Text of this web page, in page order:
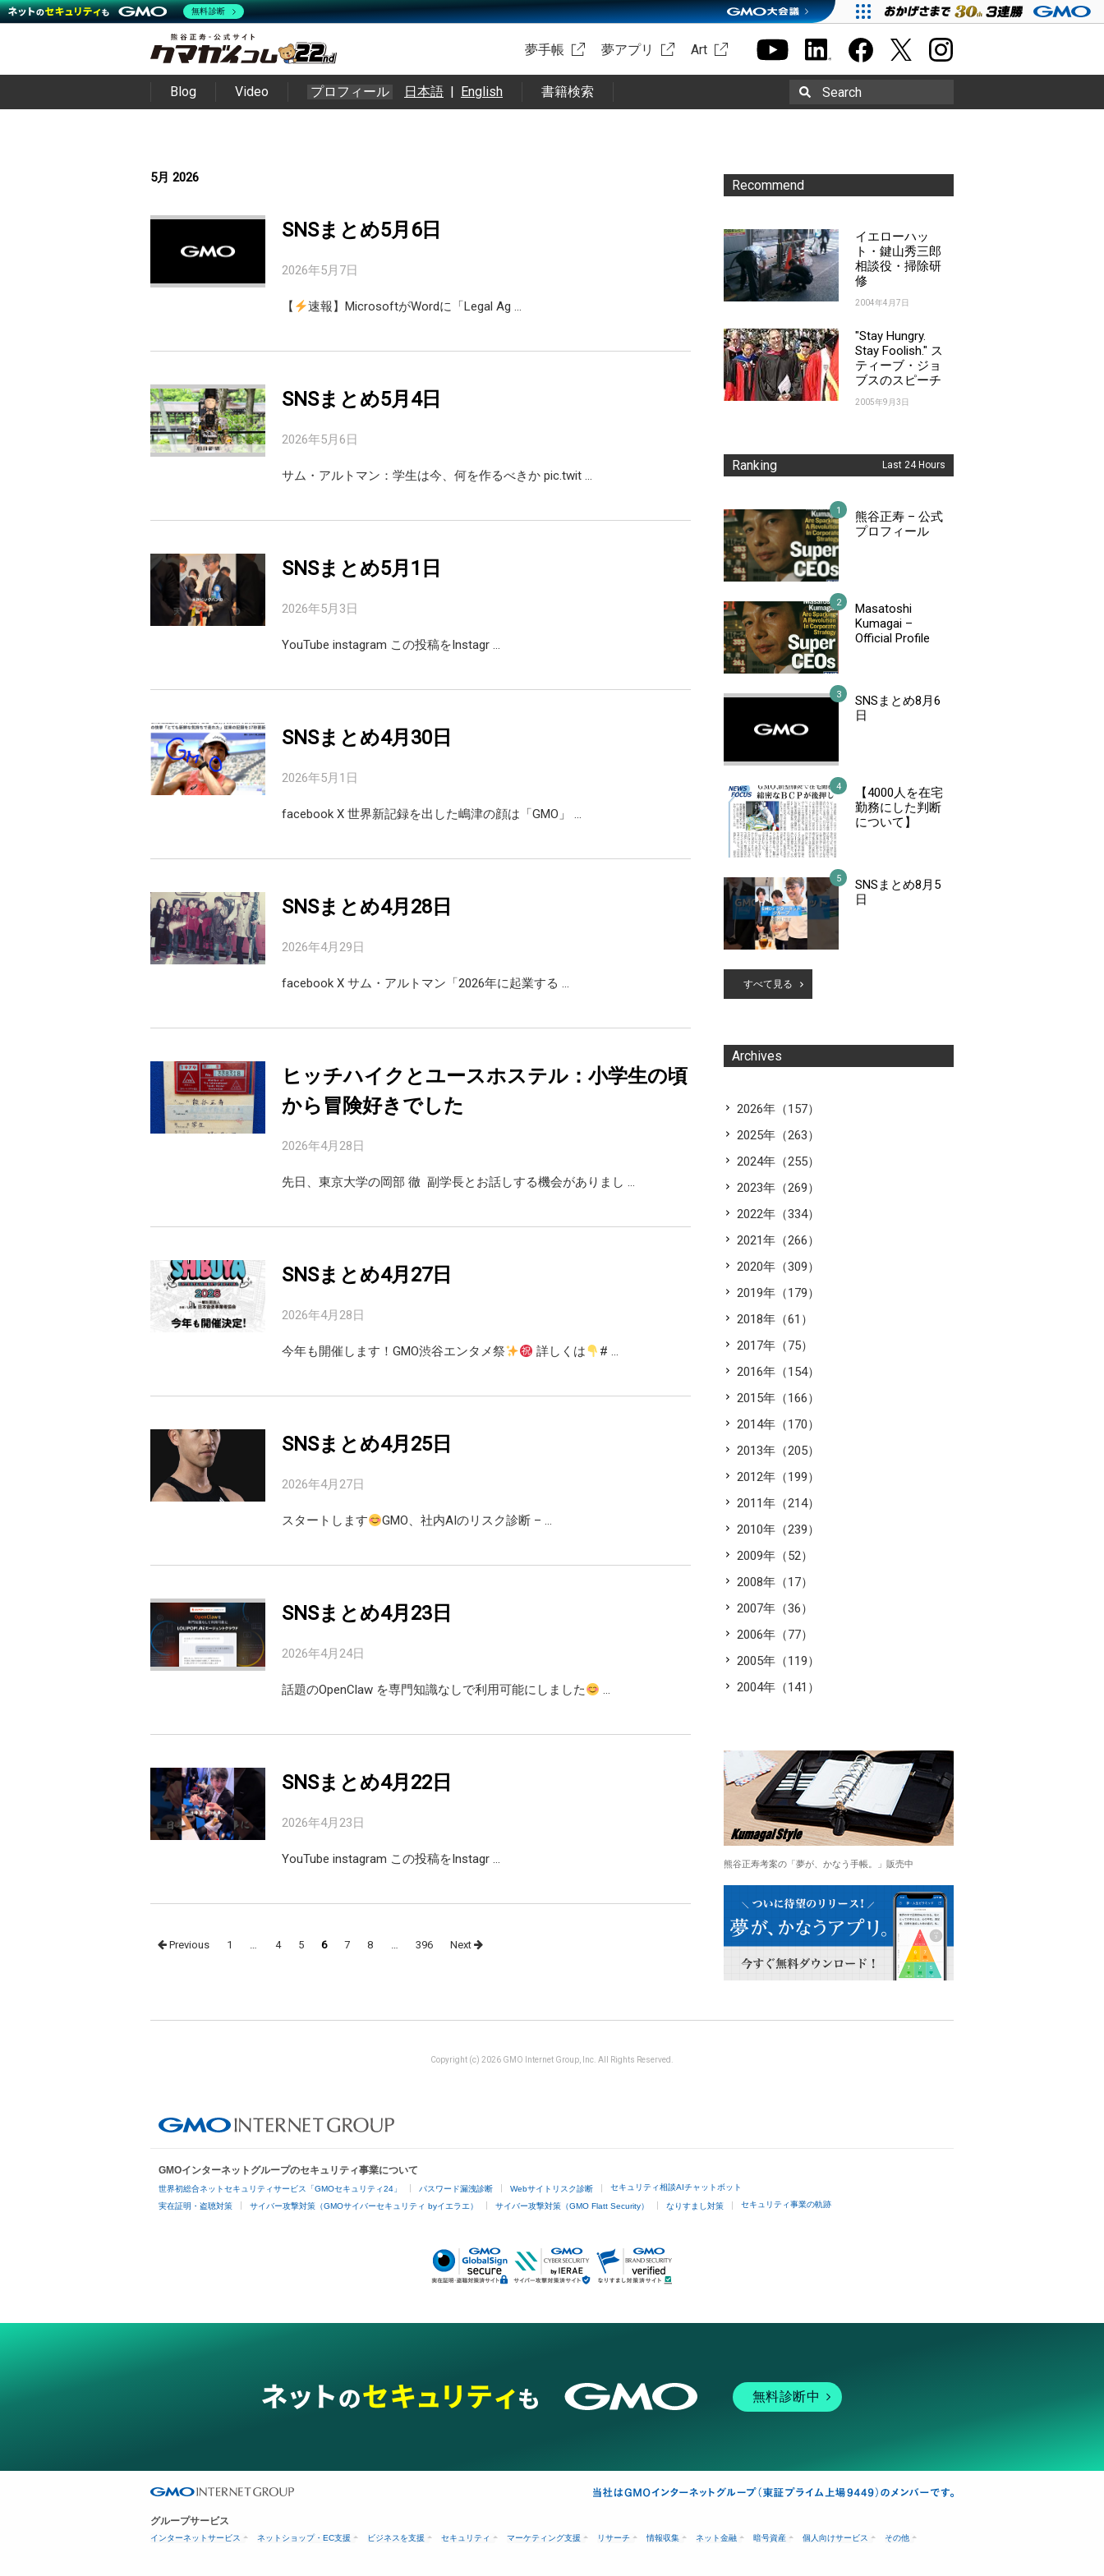
夢手帳 夢アプリ Art
Blog Video プロフィール 日本語 | English 書籍検索 Search
5月 2026
SNSまとめ5月6日
2026年5月7日
【 速報】MicrosoftがWordに「Legal Ag …
SNSまとめ5月4日
2026年5月6日
サム・アルトマン：学生は今、何を作るべきか pic.twit …
SNSまとめ5月1日
2026年5月3日
YouTube instagram この投稿をInstagr …
SNSまとめ4月30日
2026年5月1日
facebook X 世界新記録を出した嶋津の顔は「GMO」 …
SNSまとめ4月28日
2026年4月29日
facebook X サム・アルトマン「2026年に起業する …
ヒッチハイクとユースホステル：小学生の頃
から冒険好きでした
2026年4月28日
先日、東京大学の岡部 徹 副学長とお話しする機会がありまし …
SNSまとめ4月27日
2026年4月28日
今年も開催します！GMO渋谷エンタメ祭 詳しくは # …
SNSまとめ4月25日
2026年4月27日
スタートします GMO、社内AIのリスク診断 – …
SNSまとめ4月23日
2026年4月24日
話題のOpenClaw を専門知識なしで利用可能にしました …
SNSまとめ4月22日
2026年4月23日
YouTube instagram この投稿をInstagr …
PostsPrevious 1 … 4 5 6 7 8 … 396 Next
Recommend
イエローハッ
ト・鍵山秀三郎
相談役・掃除研
修
2004年4月7日
"Stay Hungry.
Stay Foolish." ス
ティーブ・ジョ
ブスのスピーチ
2005年9月3日
Ranking Last 24 Hours
熊谷正寿 – 公式
プロフィール
Masatoshi
Kumagai –
Official Profile
SNSまとめ8月6
日
【4000人を在宅
勤務にした判断
について】
SNSまとめ8月5
日
すべて見る
Archives
2026年（157）
2025年（263）
2024年（255）
2023年（269）
2022年（334）
2021年（266）
2020年（309）
2019年（179）
2018年（61）
2017年（75）
2016年（154）
2015年（166）
2014年（170）
2013年（205）
2012年（199）
2011年（214）
2010年（239）
2009年（52）
2008年（17）
2007年（36）
2006年（77）
2005年（119）
2004年（141）
熊谷正寿考案の「夢が、かなう手帳。」販売中
Copyright (c) 2026 GMO Internet Group, Inc. All Rights Reserved.
GMOインターネットグループのセキュリティ事業について
世界初総合ネットセキュリティサービス「GMOセキュリティ24」 パスワード漏洩診断 Webサイトリスク診断 セキュリティ相談AIチャットボット
実在証明・盗聴対策 サイバー攻撃対策（GMOサイバーセキュリティ byイエラエ） サイバー攻撃対策（GMO Flatt Security） なりすまし対策 セキュリティ事業の軌跡
無料診断中
グループサービス
インターネットサービス ネットショップ・EC支援 ビジネスを支援 セキュリティ マーケティング支援 リサーチ 情報収集 ネット金融 暗号資産 個人向けサービス その他
無料診断